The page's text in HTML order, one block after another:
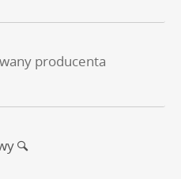
producenta